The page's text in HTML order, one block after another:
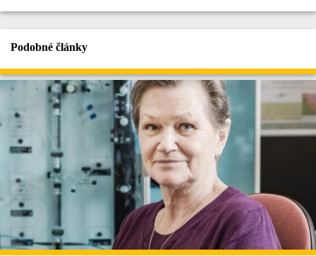
Podobné články